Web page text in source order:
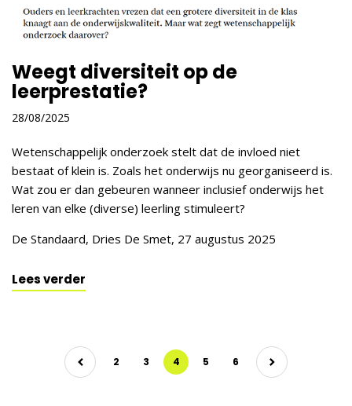
Weegt diversiteit op de
leerprestatie?
28/08/2025
Wetenschappelijk onderzoek stelt dat de invloed niet
bestaat of klein is. Zoals het onderwijs nu georganiseerd is.
Wat zou er dan gebeuren wanneer inclusief onderwijs het
leren van elke (diverse) leerling stimuleert?
De Standaard, Dries De Smet, 27 augustus 2025
Lees verder
2 3 4 5 6